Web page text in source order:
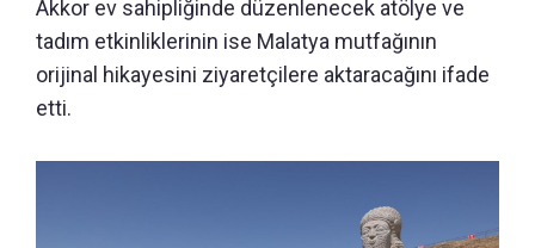
Akkor ev sahipliğinde düzenlenecek atölye ve
tadım etkinliklerinin ise Malatya mutfağının
orijinal hikayesini ziyaretçilere aktaracağını ifade
etti.